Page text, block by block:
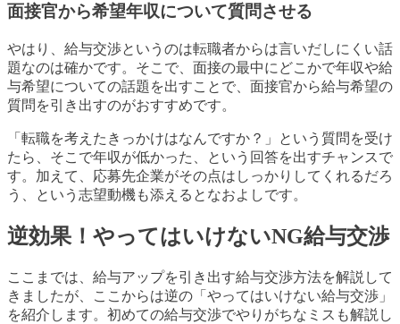
面接官から希望年収について質問させる
やはり、給与交渉というのは転職者からは言いだしにくい話
題なのは確かです。そこで、面接の最中にどこかで年収や給
与希望についての話題を出すことで、面接官から給与希望の
質問を引き出すのがおすすめです。
「転職を考えたきっかけはなんですか？」という質問を受け
たら、そこで年収が低かった、という回答を出すチャンスで
す。加えて、応募先企業がその点はしっかりしてくれるだろ
う、という志望動機も添えるとなおよしです。
逆効果！やってはいけないNG給与交渉
ここまでは、給与アップを引き出す給与交渉方法を解説して
きましたが、ここからは逆の「やってはいけない給与交渉」
を紹介します。初めての給与交渉でやりがちなミスも解説し